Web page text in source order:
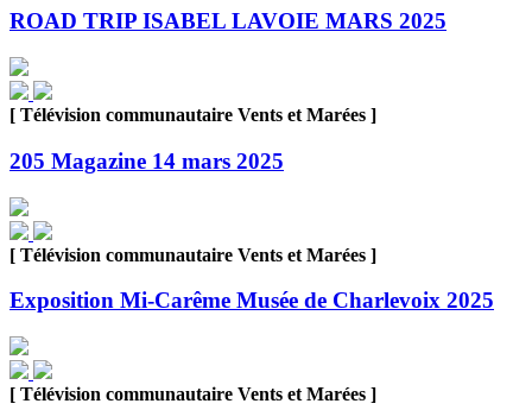
ROAD TRIP ISABEL LAVOIE MARS 2025
[ Télévision communautaire Vents et Marées ]
205 Magazine 14 mars 2025
[ Télévision communautaire Vents et Marées ]
Exposition Mi-Carême Musée de Charlevoix 2025
[ Télévision communautaire Vents et Marées ]